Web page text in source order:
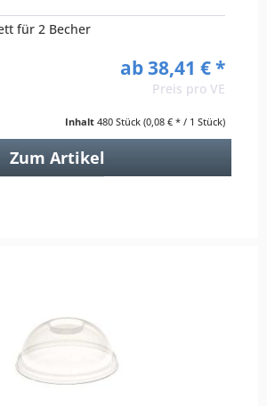
für 2 Becher
ab 38,41 € *
Preis pro VE
Inhalt 480 Stück (0,08 € * / 1 Stück)
Zum Artikel